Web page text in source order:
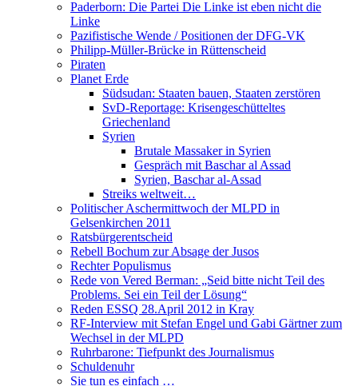
Paderborn: Die Partei Die Linke ist eben nicht die
Linke
Pazifistische Wende / Positionen der DFG-VK
Philipp-Müller-Brücke in Rüttenscheid
Piraten
Planet Erde
Südsudan: Staaten bauen, Staaten zerstören
SvD-Reportage: Krisengeschütteltes
Griechenland
Syrien
Brutale Massaker in Syrien
Gespräch mit Baschar al Assad
Syrien, Baschar al-Assad
Streiks weltweit…
Politischer Aschermittwoch der MLPD in
Gelsenkirchen 2011
Ratsbürgerentscheid
Rebell Bochum zur Absage der Jusos
Rechter Populismus
Rede von Vered Berman: „Seid bitte nicht Teil des
Problems. Sei ein Teil der Lösung“
Reden ESSQ 28.April 2012 in Kray
RF-Interview mit Stefan Engel und Gabi Gärtner zum
Wechsel in der MLPD
Ruhrbarone: Tiefpunkt des Journalismus
Schuldenuhr
Sie tun es einfach …